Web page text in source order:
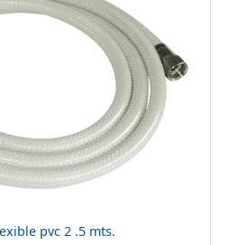
pvc 2 .5 mts.